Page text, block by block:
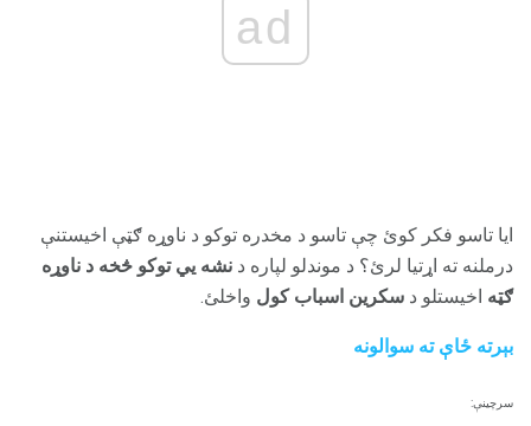
ad
ایا تاسو فکر کوئ چې تاسو د مخدره توکو د ناوړه ګټې اخیستنې
درملنه ته اړتیا لرئ؟ د موندلو لپاره د نشه یي توکو څخه د ناوړه
ګټه اخیستلو د سکرین اسباب کول واخلئ.
بېرته ځاې ته سوالونه
سرچینې: